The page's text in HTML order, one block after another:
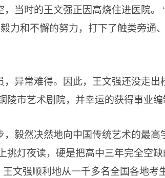
当时的王文强正因高烧住进医院。
力和不懈的努力，打下了触类旁通
异常难得。因此，王文强还没走出
市艺术剧院，并幸运的获得事业编
，毅然决然地向中国传统艺术的最
挑灯夜读，硬是把高中三年完全空
文强顺利地从一千多名全国各地考